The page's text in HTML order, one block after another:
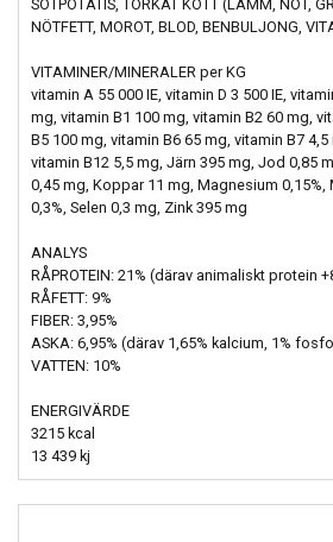
SÖTPOTATIS, TORKAT KÖTT (LAMM, NÖT,
NÖTFETT, MOROT, BLOD, BENBULJONG,
VITAMINER/MINERALER per KG
vitamin A 55 000 IE, vitamin D 3 500 IE,
mg, vitamin B1 100 mg, vitamin B2 60 mg,
B5 100 mg, vitamin B6 65 mg, vitamin B7
vitamin B12 5,5 mg, Järn 395 mg, Jod 0,85
0,45 mg, Koppar 11 mg, Magnesium 0,15%,
0,3%, Selen 0,3 mg, Zink 395 mg
ANALYS
RÅPROTEIN: 21% (därav animaliskt protein
RÅFETT: 9%
FIBER: 3,95%
ASKA: 6,95% (därav 1,65% kalcium, 1%
VATTEN: 10%
ENERGIVÄRDE
3215 kcal
13 439 kj